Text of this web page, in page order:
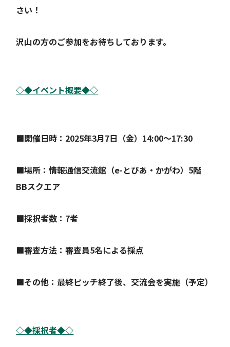
さい！
沢山の方のご参加をお待ちしております。
◇◆イベント概要◆◇
■開催日時：2025年3月7日（金）14:00～17:30
■場所：情報通信交流館（e-とぴあ・かがわ）5階
BBスクエア
■採択者数：7者
■審査方法：審査員5名による採点
■その他：最終ピッチ終了後、交流会を実施（予定）
◇◆採択者◆◇